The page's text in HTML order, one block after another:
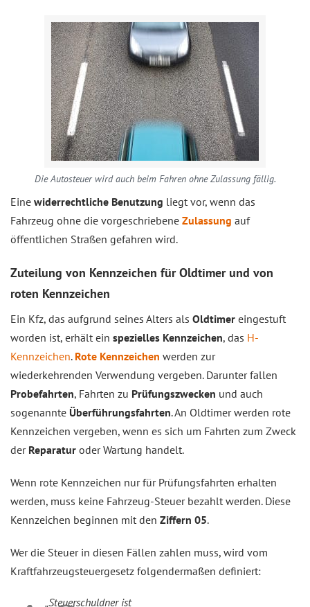
Die Autosteuer wird auch beim Fahren ohne Zulassung fällig.
Eine widerrechtliche Benutzung liegt vor, wenn das
Fahrzeug ohne die vorgeschriebene Zulassung auf
öffentlichen Straßen gefahren wird.
Zuteilung von Kennzeichen für Oldtimer und von
roten Kennzeichen
Ein Kfz, das aufgrund seines Alters als Oldtimer eingestuft
worden ist, erhält ein spezielles Kennzeichen, das H-
Kennzeichen. Rote Kennzeichen werden zur
wiederkehrenden Verwendung vergeben. Darunter fallen
Probefahrten, Fahrten zu Prüfungszwecken und auch
sogenannte Überführungsfahrten. An Oldtimer werden rote
Kennzeichen vergeben, wenn es sich um Fahrten zum Zweck
der Reparatur oder Wartung handelt.
Wenn rote Kennzeichen nur für Prüfungsfahrten erhalten
werden, muss keine Fahrzeug-Steuer bezahlt werden. Diese
Kennzeichen beginnen mit den Ziffern 05.
Wer die Steuer in diesen Fällen zahlen muss, wird vom
Kraftfahrzeugsteuergesetz folgendermaßen definiert:
„Steuerschuldner ist